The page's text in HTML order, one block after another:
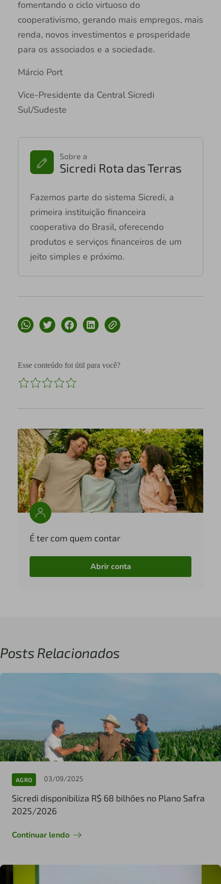
fomentando o ciclo virtuoso do
cooperativismo, gerando mais empregos, mais
renda, novos investimentos e prosperidade
para os associados e a sociedade.
Márcio Port
Vice-Presidente da Central Sicredi
Sul/Sudeste
Sobre a
Sicredi Rota das Terras
Fazemos parte do sistema Sicredi, a
primeira instituição financeira
cooperativa do Brasil, oferecendo
produtos e serviços financeiros de um
jeito simples e próximo.
Esse conteúdo foi útil para você?
É ter com quem contar
Abrir conta
Posts Relacionados
AGRO 03/09/2025
Sicredi disponibiliza R$ 68 bilhões no Plano Safra
2025/2026
Continuar lendo